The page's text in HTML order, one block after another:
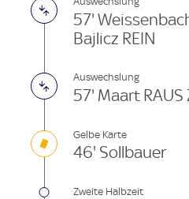
57'
Bajlicz REIN
Auswechslung
57' Maart RAUS
Gelbe Karte
46' Sollbauer
Zweite Halbzeit